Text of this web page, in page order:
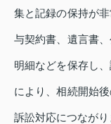
集と記録の保持が
与契約書、遺言書
明細などを保存し
により、相続開始
訴訟対応につながり